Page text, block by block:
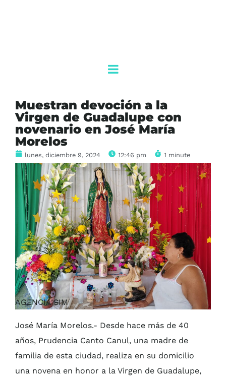
Muestran devoción a la
Virgen de Guadalupe con
novenario en José María
Morelos
lunes, diciembre 9, 2024 12:46 pm 1 minute
AGENCIA SIM
José María Morelos.- Desde hace más de 40
años, Prudencia Canto Canul, una madre de
familia de esta ciudad, realiza en su domicilio
una novena en honor a la Virgen de Guadalupe,